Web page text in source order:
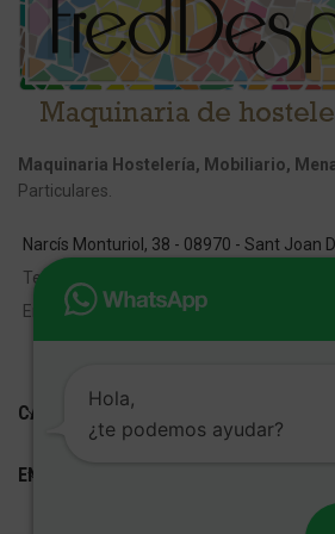
Maquinaria Hostelería, Mobiliario,
Particulares.
Narcís Monturiol, 38 - 08970 - Sant Joan
Tel:
Email:info@fred-despi.com
CATEGORIAS
ENLACES ÚTILES
Hola,
¿te podemos ayudar?